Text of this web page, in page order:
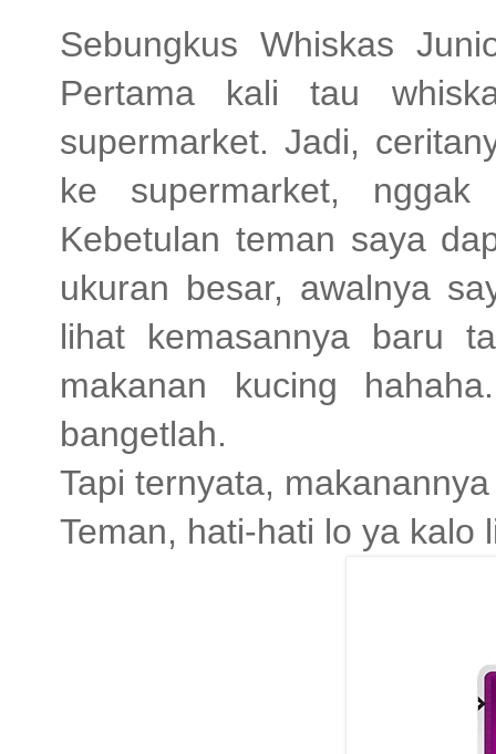
Sebungkus Whiskas
Pertama kali tau
supermarket. Jadi,
ke supermarket,
Kebetulan teman saya
ukuran besar, awalnya
lihat kemasannya baru
makanan kucing
bangetlah.
Tapi ternyata,
Teman, hati-hati lo ya kalo